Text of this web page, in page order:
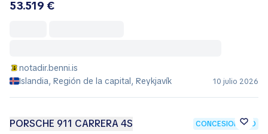
53.519 €
notadir.benni.is
Islandia, Región de la capital, Reykjavík
10 julio 2026
PORSCHE 911 CARRERA 4S CONCESIONARIO